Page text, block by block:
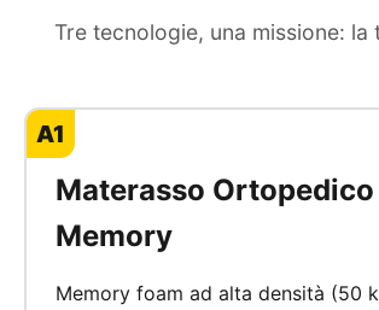
Tre tecnologie, una missione: la
A1
Materasso Ortopedico
Memory
Memory foam ad alta densità (50